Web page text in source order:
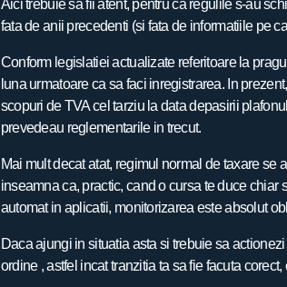
Aici trebuie sa fii atent, pentru ca regulile s-au
fata de anii precedenti (si fata de informatiile pe
Conform legislatiei actualizate referitoare la
luna urmatoare ca sa faci inregistrarea. In
scopuri de TVA cel tarziu la data depasirii
prevedeau reglementarile in trecut.
Mai mult decat atat, regimul normal de taxare
inseamna ca, practic, cand o cursa te duce chiar
automat in aplicatii, monitorizarea este absolut
Daca ajungi in situatia asta si trebuie sa
ordine , astfel incat tranzitia ta sa fie facuta